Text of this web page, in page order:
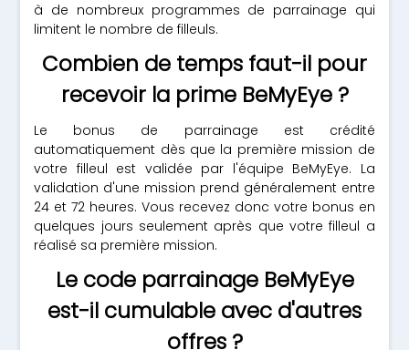
à de nombreux programmes de parrainage qui
limitent le nombre de filleuls.
Combien de temps faut-il pour
recevoir la prime BeMyEye ?
Le bonus de parrainage est crédité
automatiquement dès que la première mission de
votre filleul est validée par l'équipe BeMyEye. La
validation d'une mission prend généralement entre
24 et 72 heures. Vous recevez donc votre bonus en
quelques jours seulement après que votre filleul a
réalisé sa première mission.
Le code parrainage BeMyEye
est-il cumulable avec d'autres
offres ?